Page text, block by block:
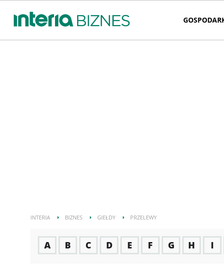
INTERIA BIZNES GIEŁDY PRZELEWY
A B C D E F G H I